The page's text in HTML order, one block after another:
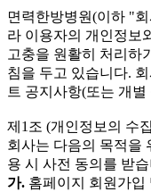
면력한방병원(이하 "
라 이용자의 개인정보
고충을 원활히 처리하
침을 두고 있습니다.
트 공지사항(또는 개
제1조 (개인정보의 수
회사는 다음의 목적을
용 시 사전 동의를 받
가. 홈페이지 회원가입